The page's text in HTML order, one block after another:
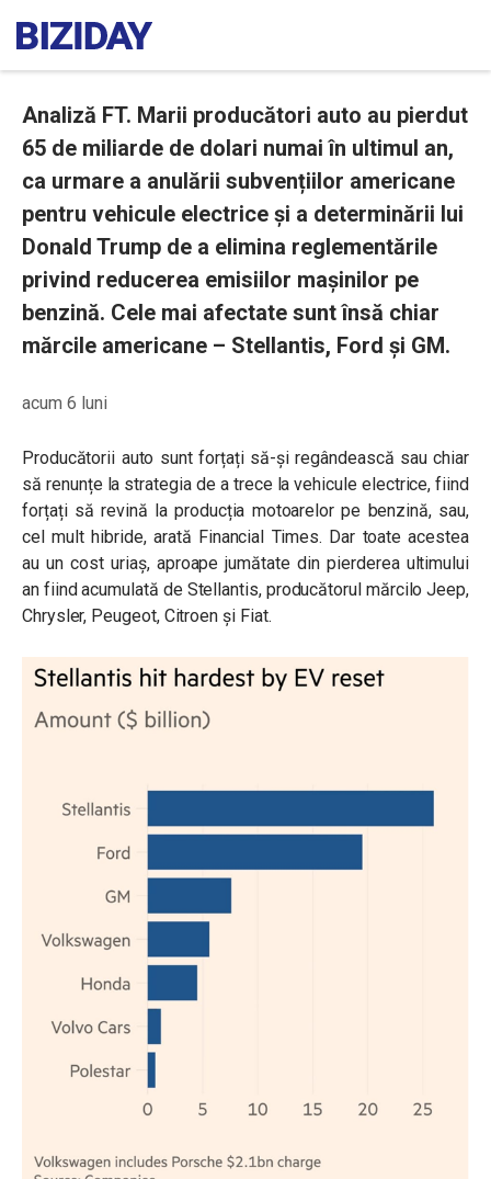
Analiză FT. Marii producători auto au pierdut
65 de miliarde de dolari numai în ultimul an,
ca urmare a anulării subvențiilor americane
pentru vehicule electrice și a determinării lui
Donald Trump de a elimina reglementările
privind reducerea emisiilor mașinilor pe
benzină. Cele mai afectate sunt însă chiar
mărcile americane – Stellantis, Ford și GM.
acum 6 luni
Producătorii auto sunt forțați să-și regândească sau chiar
să renunțe la strategia de a trece la vehicule electrice, fiind
forțați să revină la producția motoarelor pe benzină, sau,
cel mult hibride, arată Financial Times. Dar toate acestea
au un cost uriaș, aproape jumătate din pierderea ultimului
an fiind acumulată de Stellantis, producătorul mărcilo Jeep,
Chrysler, Peugeot, Citroen și Fiat.